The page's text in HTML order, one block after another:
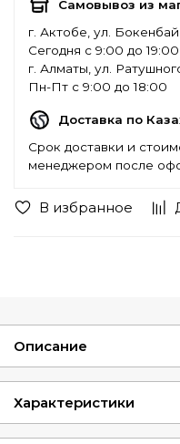
В избранное
Самовывоз из
г. Актобе, ул.
Сегодня с 9:00 до 19:00
г. Алматы, ул.
Пн-Пт с 9:00 до 18:00
Доставка по
Срок доставки и
менеджером после
Описание
Характеристики